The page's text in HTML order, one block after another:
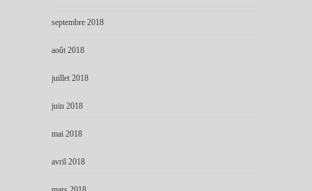
septembre 2018
août 2018
juillet 2018
juin 2018
mai 2018
avril 2018